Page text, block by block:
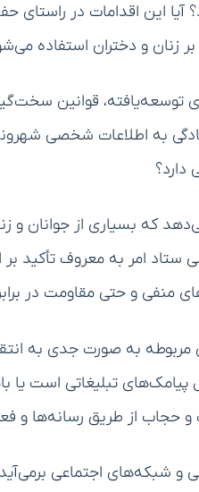
آیا این اقدامات در
بر زنان و دختران استفاده
توسعه‌یافته، قوانین
به اطلاعات شخصی
که بسیاری از جوانان و
ستاد امر به معروف تأکید
منفی و حتی مقاومت در
مربوطه به صورت جدی به
پیامک‌های تبلیغاتی است یا
حجاب از طریق رسانه‌ها و
و شبکه‌های اجتماعی